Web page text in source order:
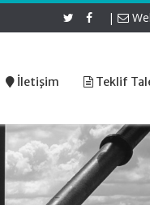
|
İletişim Teklif